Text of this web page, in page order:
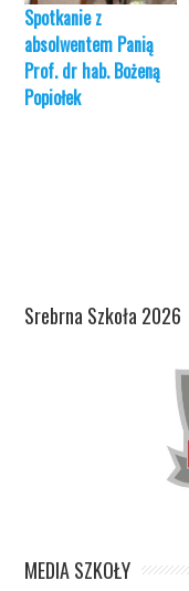
Spotkanie z
absolwentem Panią
Prof. dr hab. Bożeną
Popiołek
Srebrna Szkoła 2026
MEDIA SZKOŁY